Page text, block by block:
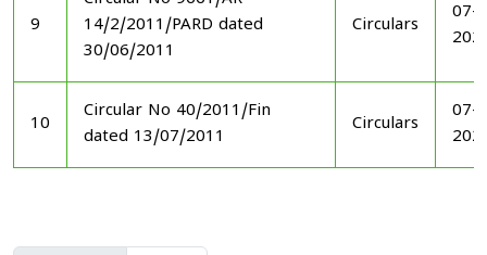
9
14/2/2011/PARD dated
30/06/2011
Circulars
07-
10
Circular No 40/2011/Fin
dated 13/07/2011
Circulars
07-